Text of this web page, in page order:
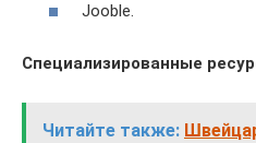
Jooble.
Специализированные
Читайте также: